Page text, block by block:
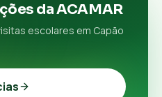
da ACAMAR
escolares em Capão